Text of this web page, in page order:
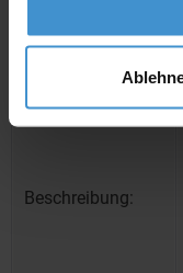
Artikelname:
Beschreibung: